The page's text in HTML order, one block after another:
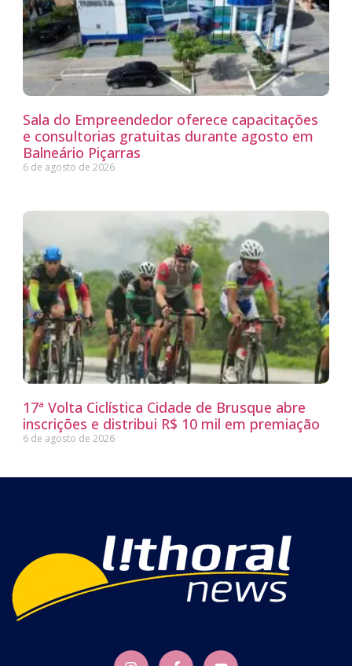
Sala do Empreendedor oferece capacitações
e consultorias gratuitas durante agosto em
Balneário Piçarras
6 de agosto de 2026
17ª Volta Ciclística Cidade de Brusque abre
inscrições e distribui R$ 10 mil em premiação
6 de agosto de 2026